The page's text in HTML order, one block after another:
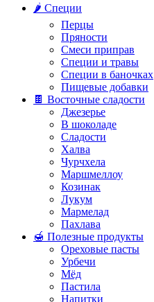
🌶️ Специи
Перцы
Пряности
Смеси приправ
Специи и травы
Специи в баночках
Пищевые добавки
🍫 Восточные сладости
Джезерье
В шоколаде
Сладости
Халва
Чурчхела
Маршмеллоу
Козинак
Лукум
Мармелад
Пахлава
🍯 Полезные продукты
Ореховые пасты
Урбечи
Мёд
Пастила
Напитки